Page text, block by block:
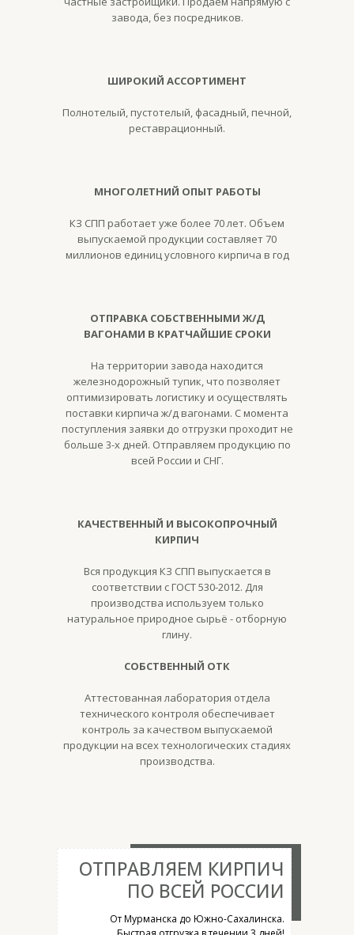
завода, без посредников.
ШИРОКИЙ АССОРТИМЕНТ
Полнотелый, пустотелый, фасадный, печной,
реставрационный.
МНОГОЛЕТНИЙ ОПЫТ РАБОТЫ
КЗ СПП работает уже более 70 лет. Объем
выпускаемой продукции составляет 70
миллионов единиц условного кирпича в год
ОТПРАВКА СОБСТВЕННЫМИ Ж/Д
ВАГОНАМИ В КРАТЧАЙШИЕ СРОКИ
На территории завода находится
железнодорожный тупик, что позволяет
оптимизировать логистику и осуществлять
поставки кирпича ж/д вагонами. С момента
поступления заявки до отгрузки проходит не
больше 3-х дней. Отправляем продукцию по
всей России и СНГ.
КАЧЕСТВЕННЫЙ И ВЫСОКОПРОЧНЫЙ
КИРПИЧ
Вся продукция КЗ СПП выпускается в
соответствии с ГОСТ 530-2012. Для
производства используем только
натуральное природное сырьё - отборную
глину.
СОБСТВЕННЫЙ ОТК
Аттестованная лаборатория отдела
технического контроля обеспечивает
контроль за качеством выпускаемой
продукции на всех технологических стадиях
производства.
ОТПРАВЛЯЕМ КИРПИЧ
ПО ВСЕЙ РОССИИ
От Мурманска до Южно-Сахалинска.